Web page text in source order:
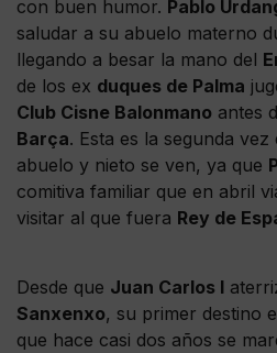
con buen humor. Pablo
saludar a su abuelo materno
llegando a besar la mano del
de los ex duques de Palma
Club Cisne Balonmano antes
Barça. Esta es la segunda
abuelo y nieto se ven, ya que
comitiva familiar que en abril
visitar al que fuera Rey de
Desde que Juan Carlos I
Sanxenxo, su primer destino
que hace casi dos años se